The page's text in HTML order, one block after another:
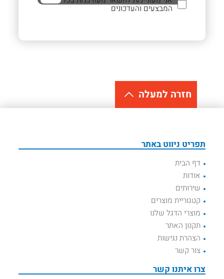
המבצעים והעדכונים
חזרה למעלה
תפריט ניווט באתר
דף הבית
אודות
שירותים
קטגוריית מוצרים
מוצרי הדגל שלנו
תקנון האתר
הצהרת נגישות
צור קשר
צרו איתנו קשר